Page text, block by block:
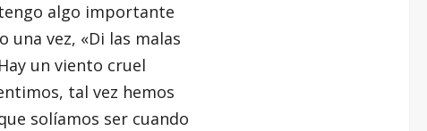
algo importante
una vez, «Di las malas
un viento cruel
tal vez hemos
solíamos ser cuando